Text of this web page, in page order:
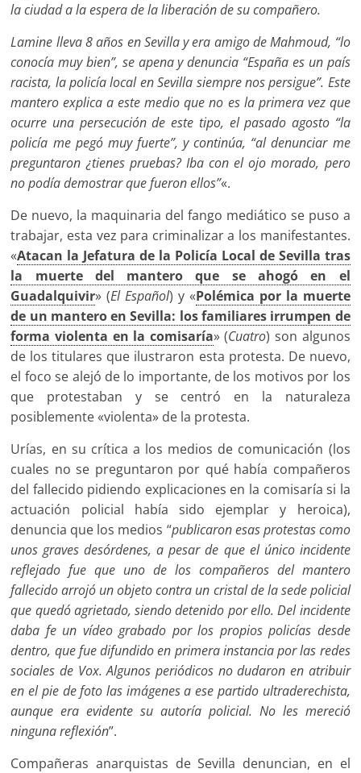
la ciudad a la espera de la liberación de su compañero.
Lamine lleva 8 años en Sevilla y era amigo de Mahmoud, “lo
conocía muy bien”, se apena y denuncia “España es un país
racista, la policía local en Sevilla siempre nos persigue”. Este
mantero explica a este medio que no es la primera vez que
ocurre una persecución de este tipo, el pasado agosto “la
policía me pegó muy fuerte”, y continúa, “al denunciar me
preguntaron ¿tienes pruebas? Iba con el ojo morado, pero
no podía demostrar que fueron ellos”«.
De nuevo, la maquinaria del fango mediático se puso a
trabajar, esta vez para criminalizar a los manifestantes.
«Atacan la Jefatura de la Policía Local de Sevilla tras
la muerte del mantero que se ahogó en el
Guadalquivir» (El Español) y «Polémica por la muerte
de un mantero en Sevilla: los familiares irrumpen de
forma violenta en la comisaría» (Cuatro) son algunos
de los titulares que ilustraron esta protesta. De nuevo,
el foco se alejó de lo importante, de los motivos por los
que protestaban y se centró en la naturaleza
posiblemente «violenta» de la protesta.
Urías, en su crítica a los medios de comunicación (los
cuales no se preguntaron por qué había compañeros
del fallecido pidiendo explicaciones en la comisaría si la
actuación policial había sido ejemplar y heroica),
denuncia que los medios “publicaron esas protestas como
unos graves desórdenes, a pesar de que el único incidente
reflejado fue que uno de los compañeros del mantero
fallecido arrojó un objeto contra un cristal de la sede policial
que quedó agrietado, siendo detenido por ello. Del incidente
daba fe un vídeo grabado por los propios policías desde
dentro, que fue difundido en primera instancia por las redes
sociales de Vox. Algunos periódicos no dudaron en atribuir
en el pie de foto las imágenes a ese partido ultraderechista,
aunque era evidente su autoría policial. No les mereció
ninguna reflexión”.
Compañeras anarquistas de Sevilla denuncian, en el